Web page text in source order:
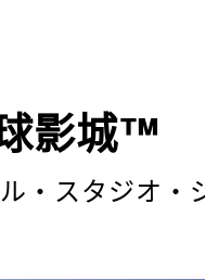
影城™
・スタジオ